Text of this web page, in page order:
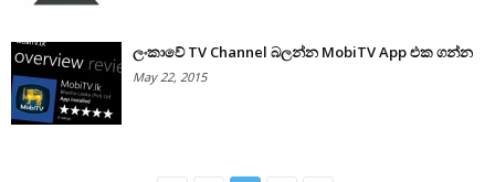
ලංකාවේ TV Channel බලන්න MobiTV App එක ගන්න
May 22, 2015